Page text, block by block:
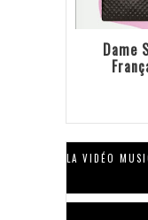
Dame
LA VIDÉO